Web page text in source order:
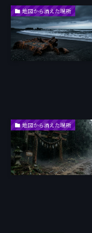
地図から消えた場所
地図から消えた場所